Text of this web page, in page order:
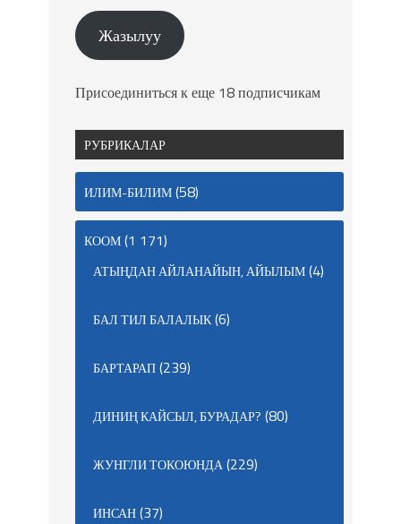
Жазылуу
Присоединиться к еще 18 подписчикам
РУБРИКАЛАР
ИЛИМ-БИЛИМ(58)
КООМ(1 171)
АТЫҢДАН АЙЛАНАЙЫН, АЙЫЛЫМ(4)
БАЛ ТИЛ БАЛАЛЫК(6)
БАРТАРАП(239)
ДИНИҢ КАЙСЫЛ, БУРАДАР? (80)
ЖУНГЛИ ТОКОЮНДА(229)
ИНСАН(37)